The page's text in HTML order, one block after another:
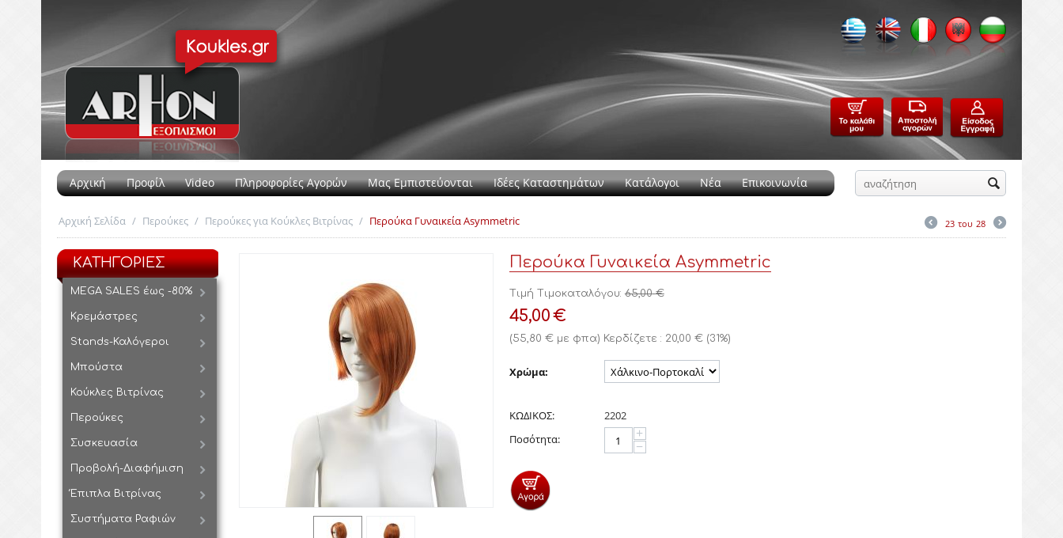
Αρχική Προφίλ Video Πληροφορίες Αγορών Μας Εμπιστεύονται Ιδέες Καταστημάτων Κατάλογοι Νέα Επικοινωνία
Αρχική Σελίδα / Περούκες / Περούκες για Κούκλες Βιτρίνας / Περούκα Γυναικεία Αsymmetric 23 του 28
ΚΑΤΗΓΟΡΙΕΣ
MEGA SALES έως -80%
Κρεμάστρες
Stands-Καλόγεροι
Μπούστα
Κούκλες Βιτρίνας
Περούκες
Συσκευασία
Προβολή-Διαφήμιση
Έπιπλα Βιτρίνας
Συστήματα Ραφιών
Περούκα Γυναικεία Αsymmetric
Τιμή Τιμοκαταλόγου: 65,00 €
45,00€
(55,80 €με φπα) Κερδίζετε : 20,00 €(31%)
Χρώμα:
ΚΩΔΙΚΟΣ:
2202
Ποσότητα:
+
−